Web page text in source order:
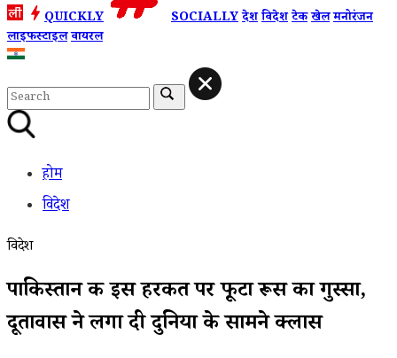
QUICKLY SOCIALLYदेशविदेशटेकखेलमनोरंजन
लाइफस्टाइलवायरल
होम
विदेश
विदेश
पाकिस्तान की इस हरकत पर फूटा रूस का गुस्सा,
दूतावास ने लगा दी दुनिया के सामने क्लास